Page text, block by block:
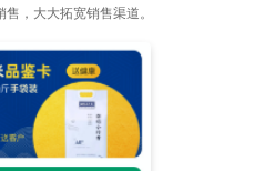
，大大拓宽销售渠道。